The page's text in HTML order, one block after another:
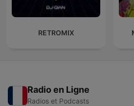
RETROMIX
Radio en Ligne
Radios et Podcasts